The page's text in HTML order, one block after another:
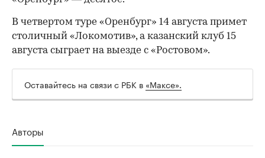
00:00 / 00:00
В четвертом туре «Оренбург» 14 августа примет
столичный «Локомотив», а казанский клуб 15
августа сыграет на выезде с «Ростовом».
Оставайтесь на связи с РБК в «Максе».
Авторы